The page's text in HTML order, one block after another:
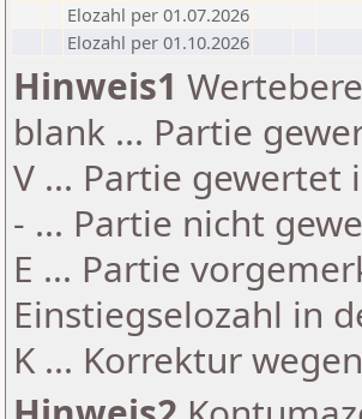
Elozahl per 01.07.2026
Elozahl per 01.10.2026
Hinweis1
blank ... Partie
V ... Partie gewertet
- ... Partie nicht
E ... Partie
Einstiegselozahl in
K ... Korrektur